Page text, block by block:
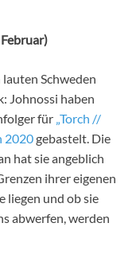
Schweden
Johnossi haben
für „Torch //
2020gebastelt. Die
hat sie angeblich
ihrer eigenen
liegen und ob sie
abwerfen, werden